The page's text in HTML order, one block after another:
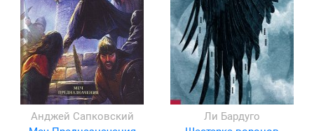
Анджей Сапковский
Ли Бардуго